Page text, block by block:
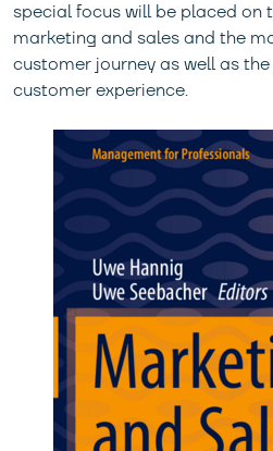
special focus will be placed on
marketing and sales and the
customer journey as well as
customer experience.